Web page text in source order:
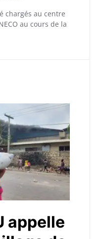
chargés au centre
au cours de la
appelle